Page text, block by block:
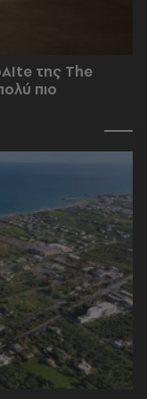
της The
πιο